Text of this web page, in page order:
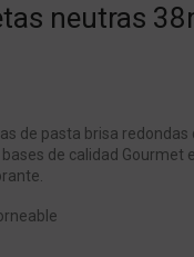
neutras
de pasta brisa redondas
de calidad Gourmet